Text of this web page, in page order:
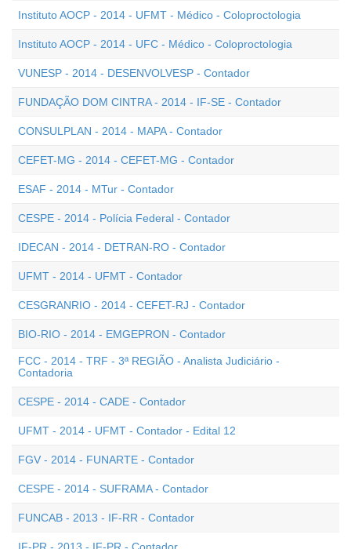
Instituto AOCP - 2014 - UFMT - Médico - Coloproctologia
Instituto AOCP - 2014 - UFC - Médico - Coloproctologia
VUNESP - 2014 - DESENVOLVESP - Contador
FUNDAÇÃO DOM CINTRA - 2014 - IF-SE - Contador
CONSULPLAN - 2014 - MAPA - Contador
CEFET-MG - 2014 - CEFET-MG - Contador
ESAF - 2014 - MTur - Contador
CESPE - 2014 - Polícia Federal - Contador
IDECAN - 2014 - DETRAN-RO - Contador
UFMT - 2014 - UFMT - Contador
CESGRANRIO - 2014 - CEFET-RJ - Contador
BIO-RIO - 2014 - EMGEPRON - Contador
FCC - 2014 - TRF - 3ª REGIÃO - Analista Judiciário -
Contadoria
CESPE - 2014 - CADE - Contador
UFMT - 2014 - UFMT - Contador - Edital 12
FGV - 2014 - FUNARTE - Contador
CESPE - 2014 - SUFRAMA - Contador
FUNCAB - 2013 - IF-RR - Contador